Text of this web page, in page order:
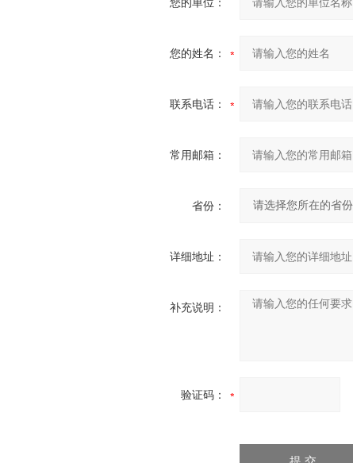
您的姓名：
联系电话：
常用邮箱：
省份：
详细地址：
补充说明：
验证码：